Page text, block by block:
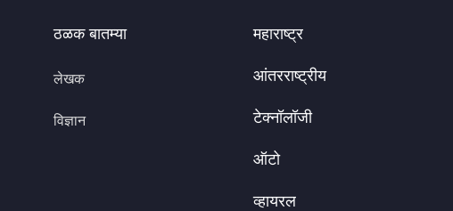
ठळक बातम्या
लेखक
विज्ञान
महाराष्ट्र
आंतरराष्ट्रीय
टेक्नॉलॉजी
ऑटो
व्हायरल